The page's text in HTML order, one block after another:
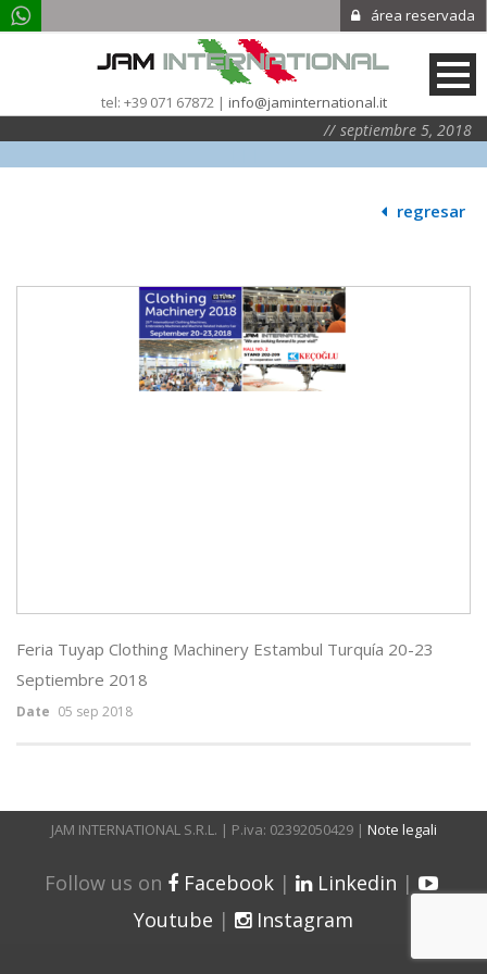
área reservada
tel: +39 071 67872 | info@jaminternational.it
septiembre 5, 2018
regresar
Feria Tuyap Clothing Machinery Estambul Turquía 20-23
Septiembre 2018
Date 05 sep 2018
JAM INTERNATIONAL S.R.L. | P.iva: 02392050429 | Note legali
Follow us on Facebook | Linkedin |
Youtube | Instagram